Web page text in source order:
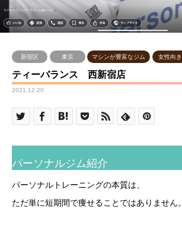
新宿区 東京 マシンが豊富なジム 女性向き
ティーバランス 西新宿店
2021.12.20
パーソナルジム紹介
パーソナルトレーニングの本質は、
ただ単に短期間で痩せることではありません。